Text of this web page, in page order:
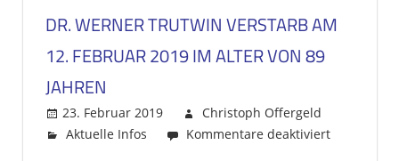
DR. WERNER TRUTWIN VERSTARB AM
12. FEBRUAR 2019 IM ALTER VON 89
JAHREN
23. Februar 2019
Christoph Offergeld
Aktuelle Infos
Kommentare deaktiviert